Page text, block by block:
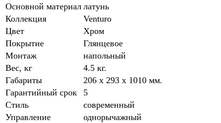
Основной материал латунь
Коллекция
Venturo
Цвет
Хром
Покрытие
Глянцевое
Монтаж
напольный
Вес, кг
4.5 кг.
Габариты
206 x 293 x 1010 мм.
Гарантийный срок
5
Стиль
современный
Управление
однорычажный